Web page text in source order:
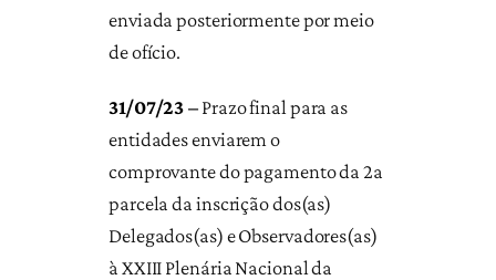
enviada posteriormente por meio
de ofício.
31/07/23 –Prazo final para as
entidades enviarem o
comprovante do pagamento da 2a
parcela da inscrição dos(as)
Delegados(as) e Observadores(as)
à XXIII Plenária Nacional da